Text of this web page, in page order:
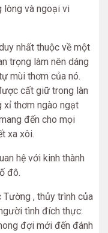
lòng và ngoại vi
nhất thuộc về một
trọng làm nên dáng
mùi thơm của nó.
cất giữ trong làn
xỉ thơm ngào ngạt
đến cho mọi
xa xôi.
hệ với kinh thành
đô.
Tường , thủy trình của
tình đích thực:
đợi mới đến đánh